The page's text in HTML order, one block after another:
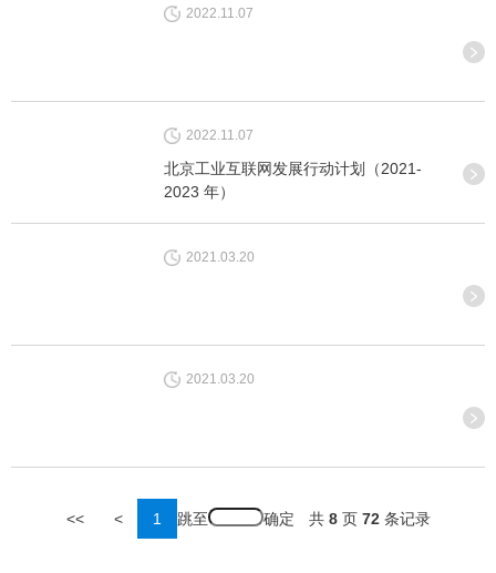
2022.11.07
2022.11.07
北京工业互联网发展行动计划（2021-
2023 年）
2021.03.20
2021.03.20
<< < 1 跳至 共8 页 72条记录